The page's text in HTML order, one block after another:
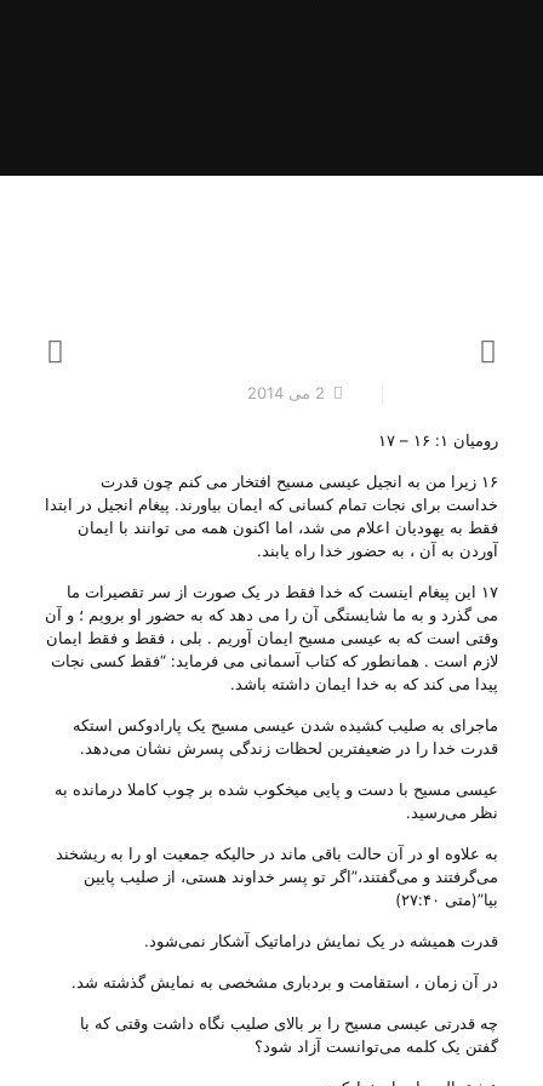
2 می 2014
رومیان ۱: ۱۶ – ۱۷
۱۶ زیرا من به انجیل عیسی مسیح افتخار می کنم چون قدرت
خداست برای نجات تمام کسانی که ایمان بیاورند. پیغام انجیل در ابتدا
فقط به یهودیان اعلام می شد، اما اکنون همه می توانند با ایمان
آوردن به آن ، به حضور خدا راه یابند.
۱۷ این پیغام اینست که خدا فقط در یک صورت از سر تقصیرات ما
می گذرد و به ما شایستگی آن را می دهد که به حضور او برویم ؛ و آن
وقتی است که به عیسی مسیح ایمان آوریم . بلی ، فقط و فقط ایمان
لازم است . همانطور که کتاب آسمانی می فرماید: “فقط کسی نجات
پیدا می کند که به خدا ایمان داشته باشد.
ماجرای به صلیب کشیده شدن عیسی مسیح یک پارادوکس استکه
قدرت خدا را در ضعیفترین لحظات زندگی‌ پسرش نشان می‌‌دهد.
عیسی مسیح با دست و پایی‌ میخکوب شده بر چوب کاملا درمانده به
نظر می‌رسید.
به علاوه او در آن حالت باقی‌ ماند در حالیکه جمعیت او را به ریشخند
می‌گرفتند و می‌گفتند،”اگر تو پسر خداوند هستی‌، از صلیب پایین
بیا”(متی ۲۷:۴۰)
قدرت همیشه در یک نمایش دراماتیک آشکار نمی‌شود.
در آن زمان ، استقامت و بردباری مشخصی‌ به نمایش گذشته شد.
چه قدرتی‌ ‌عیسی مسیح را بر بالای صلیب نگاه داشت وقتی‌ که با
گفتن یک کلمه می‌توانست آزاد شود؟